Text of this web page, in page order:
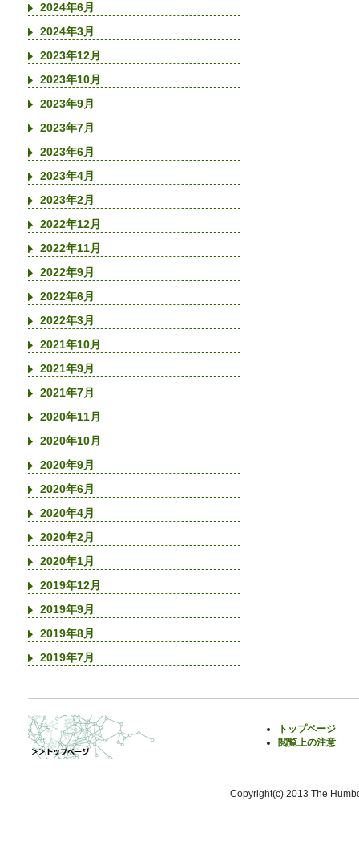
2024年6月
2024年3月
2023年12月
2023年10月
2023年9月
2023年7月
2023年6月
2023年4月
2023年2月
2022年12月
2022年11月
2022年9月
2022年6月
2022年3月
2021年10月
2021年9月
2021年7月
2020年11月
2020年10月
2020年9月
2020年6月
2020年4月
2020年2月
2020年1月
2019年12月
2019年9月
2019年8月
2019年7月
トップページ
閲覧上の注意
Copyright(c) 2013 The